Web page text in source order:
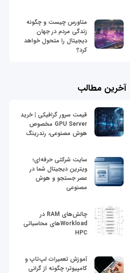
متاورس چیست و چگونه
زندگی مردم در جهان
دیجیتال را متحول خواهد
کرد؟
آخرین مطالب
قیمت سرور گرافیکی | خرید
GPU Server مخصوص
هوش مصنوعی، رندرینگ
سایت شرکتی حرفه‌ای؛
ویترین دیجیتال شما در
عصر جستجو و هوش
مصنوعی
چالش‌های RAM در
Workloadهای محاسباتی
HPC
آموزش تعمیرات لپ‌تاپ و
کامپیوتر؛ چگونه از گرانی